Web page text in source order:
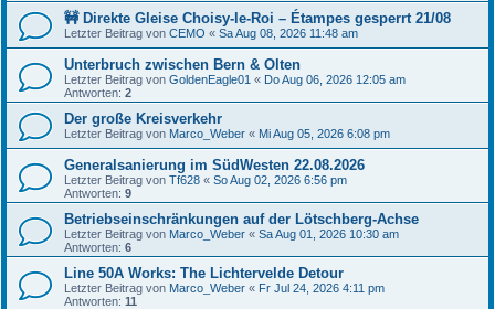
🚧 Direkte Gleise Choisy-le-Roi – Étampes gesperrt 21/08
Letzter Beitrag von CEMO « Sa Aug 08, 2026 11:48 am
Unterbruch zwischen Bern & Olten
Letzter Beitrag von GoldenEagle01 « Do Aug 06, 2026 12:05 am
Antworten: 2
Der große Kreisverkehr
Letzter Beitrag von Marco_Weber « Mi Aug 05, 2026 6:08 pm
Generalsanierung im SüdWesten 22.08.2026
Letzter Beitrag von Tf628 « So Aug 02, 2026 6:56 pm
Antworten: 9
Betriebseinschränkungen auf der Lötschberg-Achse
Letzter Beitrag von Marco_Weber « Sa Aug 01, 2026 10:30 am
Antworten: 6
Line 50A Works: The Lichtervelde Detour
Letzter Beitrag von Marco_Weber « Fr Jul 24, 2026 4:11 pm
Antworten: 11